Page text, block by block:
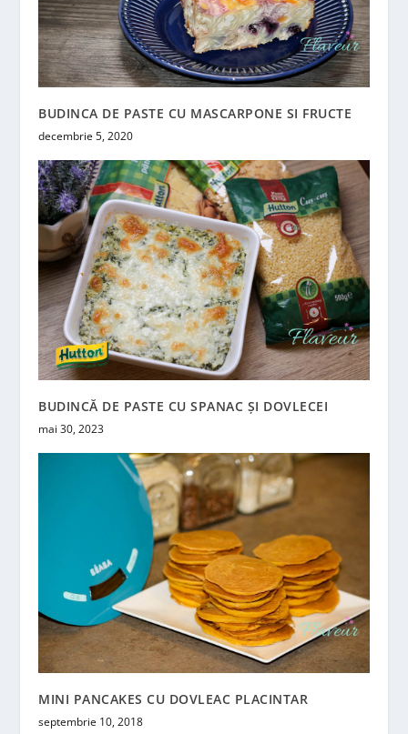
BUDINCA DE PASTE CU MASCARPONE SI FRUCTE
decembrie 5, 2020
BUDINCĂ DE PASTE CU SPANAC ȘI DOVLECEI
mai 30, 2023
MINI PANCAKES CU DOVLEAC PLACINTAR
septembrie 10, 2018